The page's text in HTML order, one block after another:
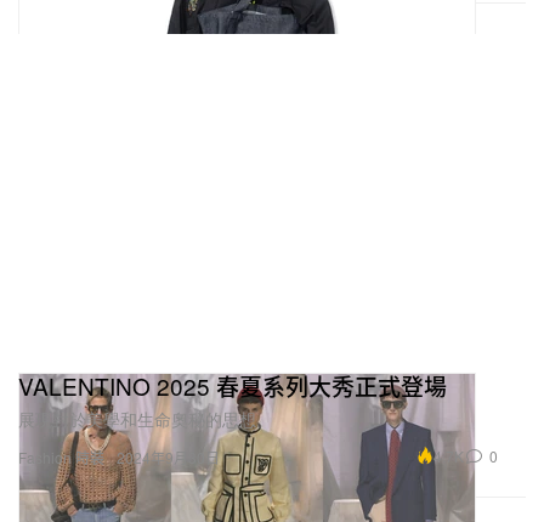
Fashion 時裝
VALENTINO 2025 春夏系列大秀正式登場
展現對於美學和生命奧秘的思想。
2024年9月30日 4.7K 0